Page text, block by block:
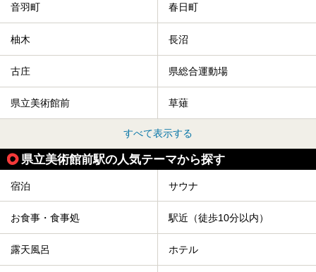
音羽町 春日町
柚木 長沼
古庄 県総合運動場
県立美術館前 草薙
すべて表示する
県立美術館前駅の人気テーマから探す
宿泊 サウナ
お食事・食事処 駅近（徒歩10分以内）
露天風呂 ホテル